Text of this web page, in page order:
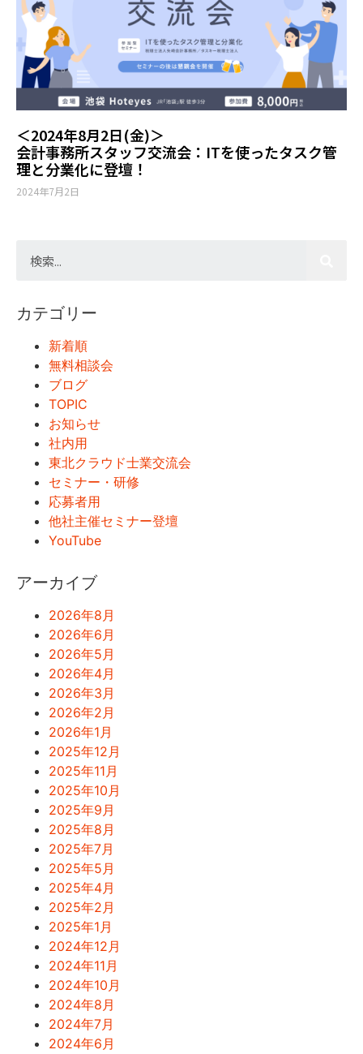
＜2024年8月2日(金)＞
会計事務所スタッフ交流会：ITを使ったタスク管
理と分業化に登壇！
2024年7月2日
カテゴリー
新着順
無料相談会
ブログ
TOPIC
お知らせ
社内用
東北クラウド士業交流会
セミナー・研修
応募者用
他社主催セミナー登壇
YouTube
アーカイブ
2026年8月
2026年6月
2026年5月
2026年4月
2026年3月
2026年2月
2026年1月
2025年12月
2025年11月
2025年10月
2025年9月
2025年8月
2025年7月
2025年5月
2025年4月
2025年2月
2025年1月
2024年12月
2024年11月
2024年10月
2024年8月
2024年7月
2024年6月